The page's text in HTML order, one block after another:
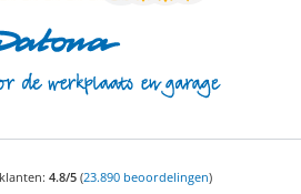
4.8/5 (23.890 beoordelingen)